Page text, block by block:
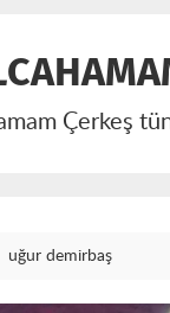
Çerkeş
uğur demirbaş